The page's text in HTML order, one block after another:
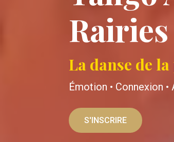
La danse de
Émotion • Connexion
S'INSCRIRE